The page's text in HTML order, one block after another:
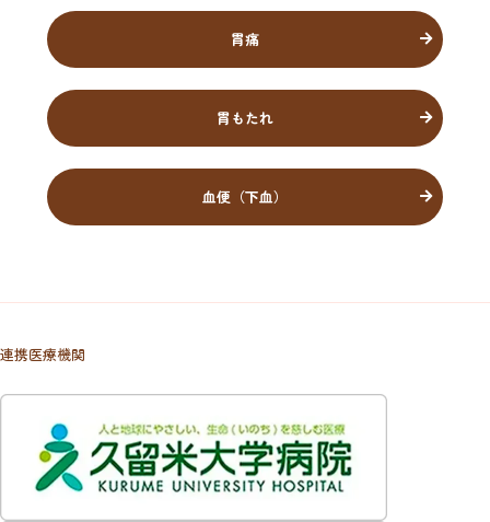
胃痛
胃もたれ
血便（下血）
連携医療機関